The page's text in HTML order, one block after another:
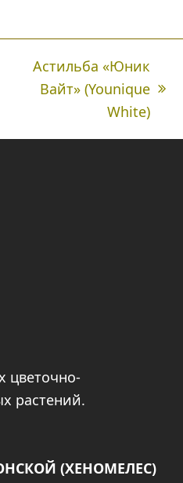
next
Астильба «Юник
Вайт» (Younique
White)
цветочно-
растений.
(ХЕНОМЕЛЕС)